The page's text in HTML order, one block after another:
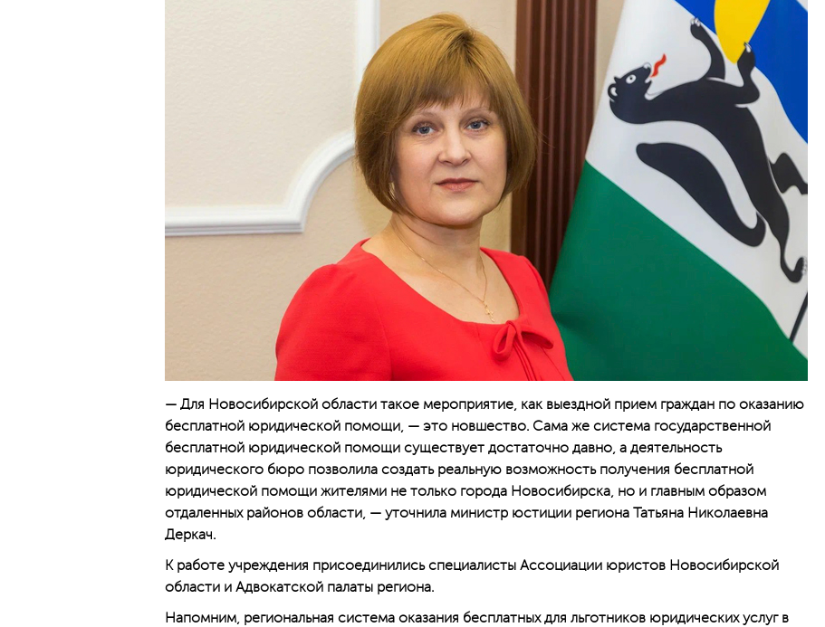
— Для Новосибирской области такое мероприятие, как выездной прием граждан по оказанию
бесплатной юридической помощи, — это новшество. Сама же система государственной
бесплатной юридической помощи существует достаточно давно, а деятельность
юридического бюро позволила создать реальную возможность получения бесплатной
юридической помощи жителями не только города Новосибирска, но и главным образом
отдаленных районов области, — уточнила министр юстиции региона Татьяна Николаевна
Деркач.
К работе учреждения присоединились специалисты Ассоциации юристов Новосибирской
области и Адвокатской палаты региона.
Напомним, региональная система оказания бесплатных для льготников юридических услуг в